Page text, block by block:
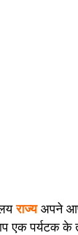
राज्य अपने
एक पर्यटक के